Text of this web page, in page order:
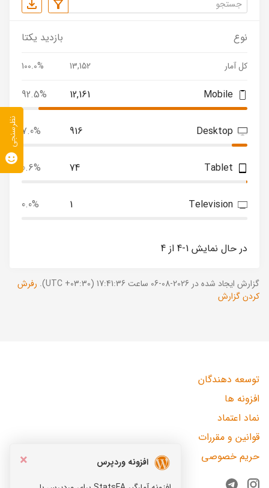
نوع بازدید یکتا
کل آمار 13,152
100.0%
Mobile
12,161
92.5%
Desktop
916
7.0%
Tablet
74
0.6%
Television
1
0.0%
در حال نمایش 1-4 از 4
گزارش ایجاد شده در 2026-08-06 ساعت 17:41:36 (UTC +03:30).
رفرش
کردن گزارش
×
افزونه وردپرس
توسعه دهندگان
افزونه ها
نماد اعتماد
قوانین و مقررات
حریم خصوصی
نظرسنجی